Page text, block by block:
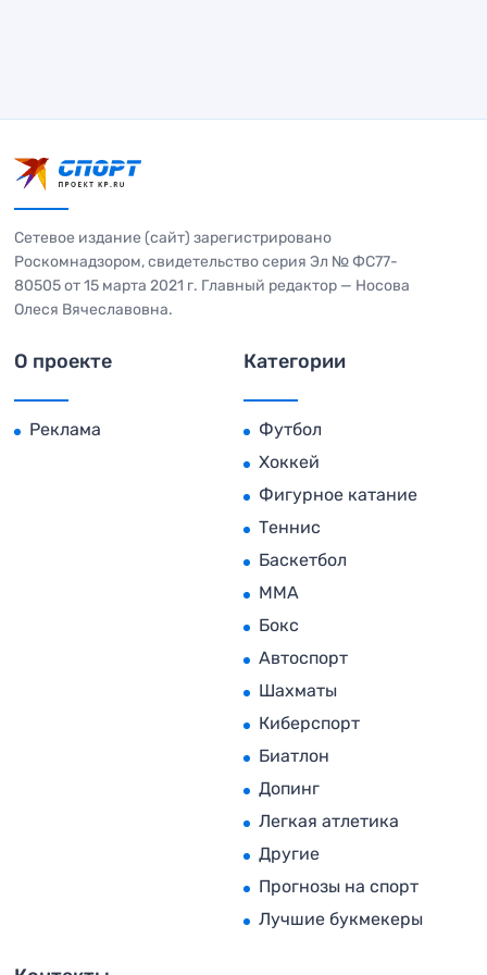
Сетевое издание (сайт) зарегистрировано
Роскомнадзором, свидетельство серия Эл № ФС77-
80505 от 15 марта 2021 г. Главный редактор — Носова
Олеся Вячеславовна.
О проекте
Реклама
Категории
Футбол
Хоккей
Фигурное катание
Теннис
Баскетбол
MMA
Бокс
Автоспорт
Шахматы
Киберспорт
Биатлон
Допинг
Легкая атлетика
Другие
Прогнозы на спорт
Лучшие букмекеры